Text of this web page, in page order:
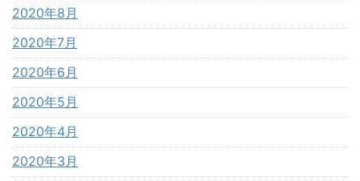
2020年8月
2020年7月
2020年6月
2020年5月
2020年4月
2020年3月